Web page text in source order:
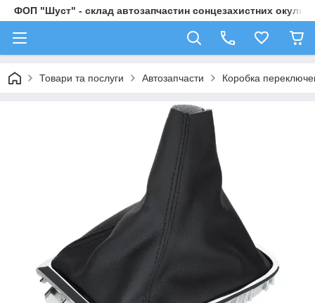
ФОП "Шуст" - склад автозапчастин сонцезахистних
Товари та послуги Автозапчасти Коробка